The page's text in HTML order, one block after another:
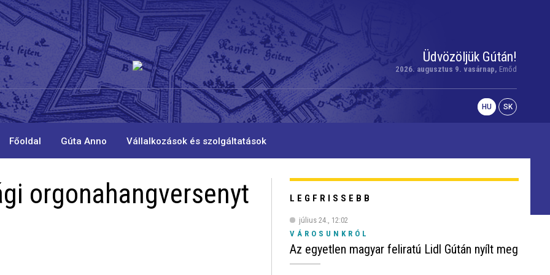
Üdvözöljük Gútán!
2026. augusztus 9. vasárnap, Emőd
HU SK
Főoldal Gúta Anno Vállalkozások és szolgáltatások
orgonahangversenyt
LEGFRISSEBB
július 24., 12:02
VÁROSUNKRÓL
Az egyetlen magyar feliratú Lidl Gútán nyílt meg